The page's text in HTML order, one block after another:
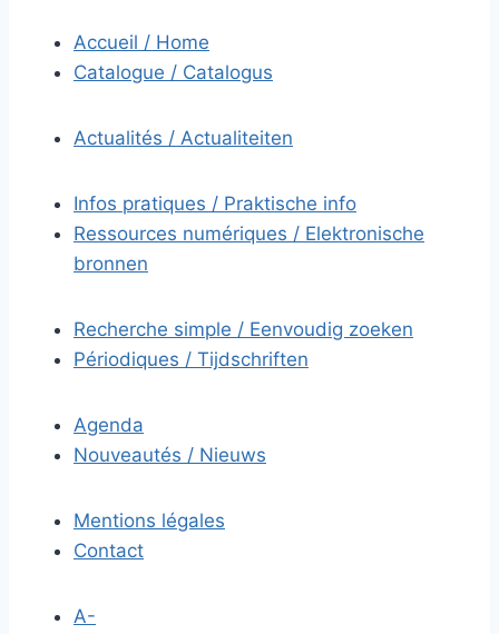
Accueil / Home
Catalogue / Catalogus
Actualités / Actualiteiten
Infos pratiques / Praktische info
Ressources numériques / Elektronische
bronnen
Recherche simple / Eenvoudig zoeken
Périodiques / Tijdschriften
Agenda
Nouveautés / Nieuws
Mentions légales
Contact
A-